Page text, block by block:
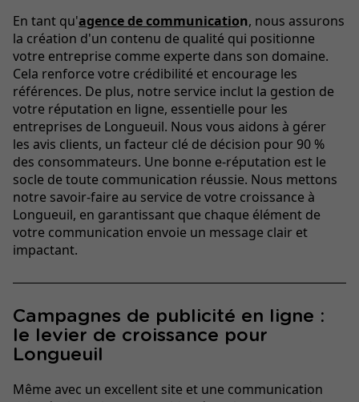
En tant qu'agence de communication, nous assurons
la création d'un contenu de qualité qui positionne
votre entreprise comme experte dans son domaine.
Cela renforce votre crédibilité et encourage les
références. De plus, notre service inclut la gestion de
votre réputation en ligne, essentielle pour les
entreprises de Longueuil. Nous vous aidons à gérer
les avis clients, un facteur clé de décision pour 90 %
des consommateurs. Une bonne e-réputation est le
socle de toute communication réussie. Nous mettons
notre savoir-faire au service de votre croissance à
Longueuil, en garantissant que chaque élément de
votre communication envoie un message clair et
impactant.
Campagnes de publicité en ligne :
le levier de croissance pour
Longueuil
Même avec un excellent site et une communication